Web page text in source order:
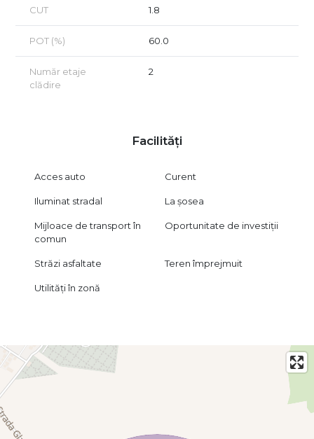
CUT 1.8
POT (%) 60.0
Număr etaje
clădire
2
Facilități
Acces auto Curent
Iluminat stradal La șosea
Mijloace de transport în
comun
Oportunitate de investiții
Străzi asfaltate Teren împrejmuit
Utilități în zonă